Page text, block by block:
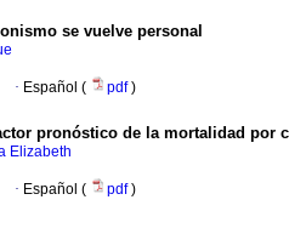
se vuelve personal
· Español ( pdf)
pronóstico de la mortalidad por
Elizabeth
· Español ( pdf)